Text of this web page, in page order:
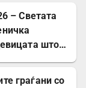
– Светата
што
граѓани со